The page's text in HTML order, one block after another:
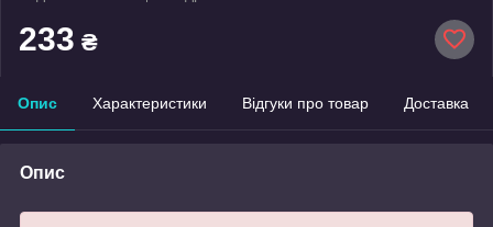
233 ₴
Опис Характеристики Відгуки про товар Доставка
Опис